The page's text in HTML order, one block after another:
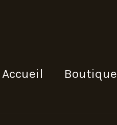
Accueil Boutique